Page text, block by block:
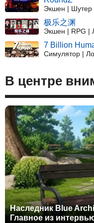
Экшен | Шутер
极乐之渊
Экшен | RPG |
7 Billion
Симулятор |
В центре
Наследник Blue
Главное из